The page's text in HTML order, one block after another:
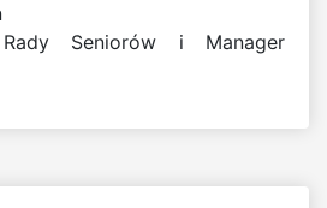
Rady Seniorów i Manager